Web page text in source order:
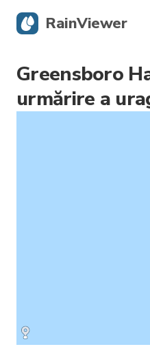
Greensboro
urmărire a
RainViewer
Radar live
Urmărire uragane